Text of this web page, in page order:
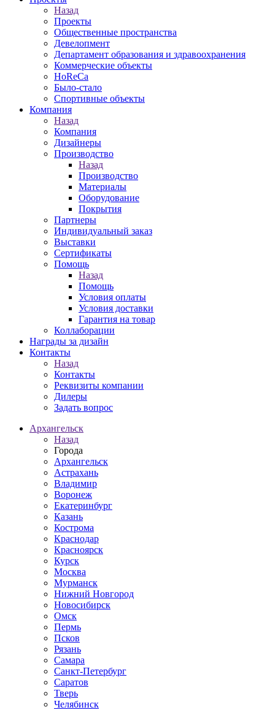
Назад
Проекты
Общественные пространства
Девелопмент
Департамент образования и здравоохранения
Коммерческие объекты
HoReCa
Было-стало
Спортивные объекты
Компания
Назад
Компания
Дизайнеры
Производство
Назад
Производство
Материалы
Оборудование
Покрытия
Партнеры
Индивидуальный заказ
Выставки
Сертификаты
Помощь
Назад
Помощь
Условия оплаты
Условия доставки
Гарантия на товар
Коллаборации
Награды за дизайн
Контакты
Назад
Контакты
Реквизиты компании
Дилеры
Задать вопрос
Архангельск
Назад
Города
Архангельск
Астрахань
Владимир
Воронеж
Екатеринбург
Казань
Кострома
Краснодар
Красноярск
Курск
Москва
Мурманск
Нижний Новгород
Новосибирск
Омск
Пермь
Псков
Рязань
Самара
Санкт-Петербург
Саратов
Тверь
Челябинск